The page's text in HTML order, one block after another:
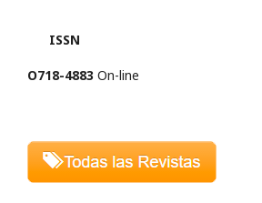
ISSN
O718-4883 On-line